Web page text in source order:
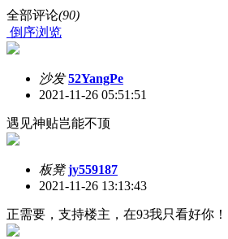
全部评论(90)
倒序浏览
沙发 52YangPe
2021-11-26 05:51:51
遇见神贴岂能不顶
板凳 jy559187
2021-11-26 13:13:43
正需要，支持楼主，在93我只看好你！